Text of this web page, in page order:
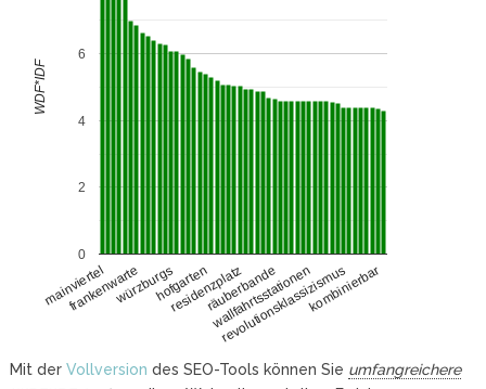
mainviertel
frankenwartewürzburgshofgarten
residenzplatz
räuberbande
wallfahrtsstationen
revolutionsklassizismus
kombinierbar
0
2
4
6
WDF*IDF
Mit der Vollversion des SEO-Tools können Sie umfangreichere